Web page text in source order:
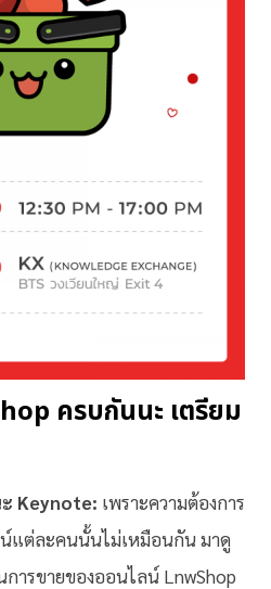
ครบกันนะ เตรียม
Keynote: เพราะความต้องการ
แต่ละคนนั้นไม่เหมือนกัน มาดู
ารขายของออนไลน์ LnwShop